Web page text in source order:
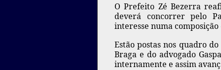
O Prefeito Zé Bezerra
deverá concorrer pelo
interesse numa
Estão postas nos quadro
Braga e do advogado
internamente e assim